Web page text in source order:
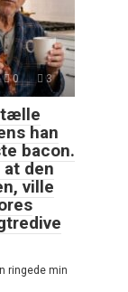
0 3
han
bacon.
at den
ville
ringede min